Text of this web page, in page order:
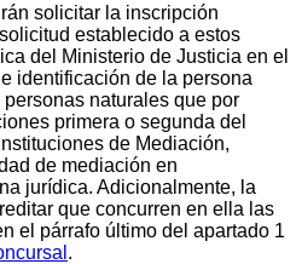
solicitar la inscripción
establecido a estos
del Ministerio de Justicia en el
identificación de la persona
naturales que por
primera o segunda del
de Mediación,
de mediación en
jurídica. Adicionalmente, la
que concurren en ella las
el párrafo último del apartado 1
.